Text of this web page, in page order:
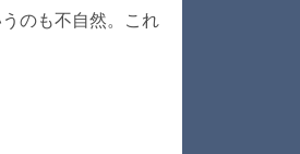
のも不自然。これ